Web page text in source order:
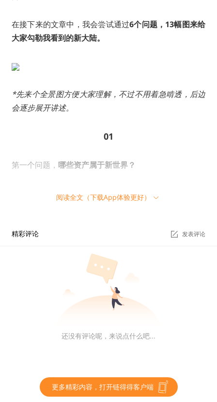
在接下来的文章中，我会尝试通过6个问题，13幅图来给
大家勾勒我看到的新大陆。
*先来个全景图方便大家理解，不过不用着急啃透，后边
会逐步展开讲述。
01
第一个问题， 哪些资产属于新世界？
前几天去参加一次闭门活动，著名经济学家、“改革四君
产化，旧世界就是资产的数字化。
想象中那么兴奋。
阅读全文（下载App体验更好）
精彩评论 发表评论
还没有评论呢，来说点什么吧...
更多精彩内容，打开链得得客户端